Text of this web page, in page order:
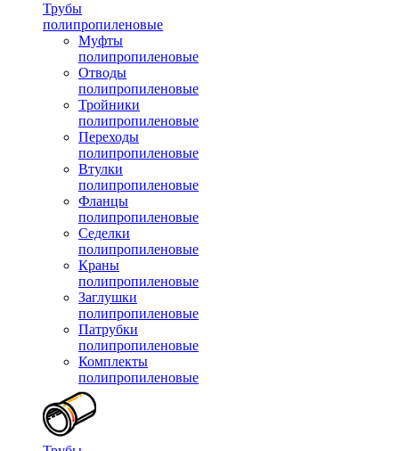
Трубы
полипропиленовые
Муфты
полипропиленовые
Отводы
полипропиленовые
Тройники
полипропиленовые
Переходы
полипропиленовые
Втулки
полипропиленовые
Фланцы
полипропиленовые
Седелки
полипропиленовые
Краны
полипропиленовые
Заглушки
полипропиленовые
Патрубки
полипропиленовые
Комплекты
полипропиленовые